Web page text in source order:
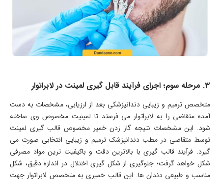
3. مرحله سوم؛ اجرای فرآیند قابل گیری لمینت در لابراتوار
متخصص ترمیم و زیبایی دندانپزشکی بعد از ارزیابی، مشخصات به دست
آمده متقاضی را به لابراتوار می فرستد تا لمینیت مخصوص وی ساخته
شود. این مشخصات نتیجه گاز زدن خمیر مخصوص قالب گیری لمینت
توسط متقاضی در مطب دندانپزشک ترمیم و زیبایی انتخابی صورت می
گیرد. فرآیند قالب گیری با بالاترین دقت و باکیفیت ترین مواد مصرفی
شکل خواهد گرفت؛ جلوگیری از شکل گیری اختلال در اندازه دقیق، شکل
مناسب و طبیعی دندان ها. این قالب خمیری به متخصص لابراتوار جهت